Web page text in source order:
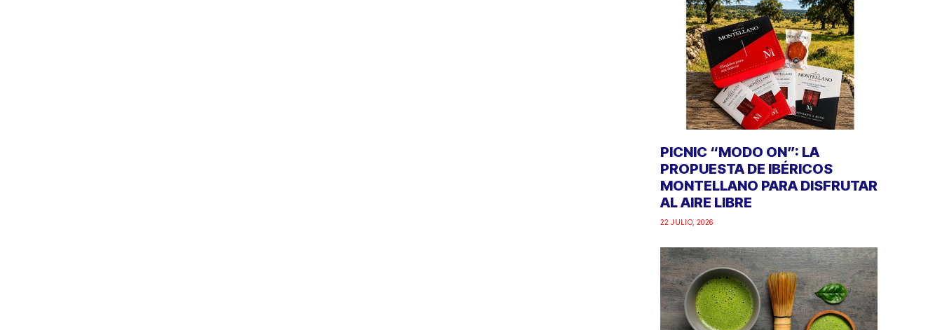
PICNIC “MODO ON”: LA
PROPUESTA DE IBÉRICOS
MONTELLANO PARA DISFRUTAR
AL AIRE LIBRE
22 JULIO, 2026